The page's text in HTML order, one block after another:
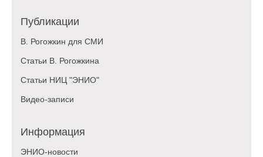
Публикации
В. Рогожкин для СМИ
Статьи В. Рогожкина
Статьи НИЦ "ЭНИО"
Видео-записи
Информация
ЭНИО-новости